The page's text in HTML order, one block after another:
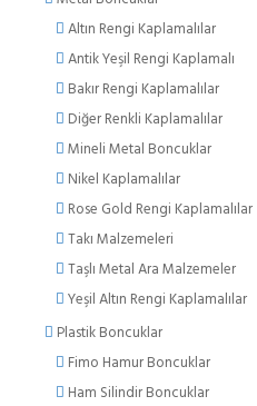
Altın Rengi Kaplamalılar
Antik Yeşil Rengi Kaplamalı
Bakır Rengi Kaplamalılar
Diğer Renkli Kaplamalılar
Mineli Metal Boncuklar
Nikel Kaplamalılar
Rose Gold Rengi Kaplamalılar
Takı Malzemeleri
Taşlı Metal Ara Malzemeler
Yeşil Altın Rengi Kaplamalılar
Plastik Boncuklar
Fimo Hamur Boncuklar
Ham Silindir Boncuklar